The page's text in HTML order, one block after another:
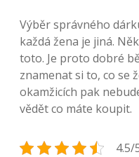
Výběr správného
každá žena je jiná.
toto. Je proto dobré
znamenat si to, co se
okamžicích pak
vědět co máte koupit.
4.5/